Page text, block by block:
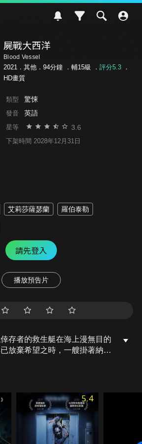
屍戰大西洋
Blood Vessel
2021．其他．94分鐘 ． 輔15級 ． 評分5.3．
HD畫質
類型 驚悚
發音 英語
星等 3.6
下架時間 2028年12月31日
艾莉莎薩瑟蘭 羅伯泰勒
請先登入
播放預告片
存者的救生艇在海上漫無目的
放棄希望之時，一艘掛著納粹
他們此生最漫長又恐怖的夜晚
5.4